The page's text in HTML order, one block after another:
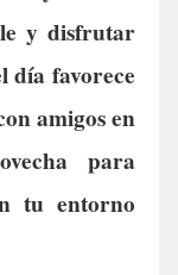
y disfrutar
día favorece
amigos en
para
tu entorno